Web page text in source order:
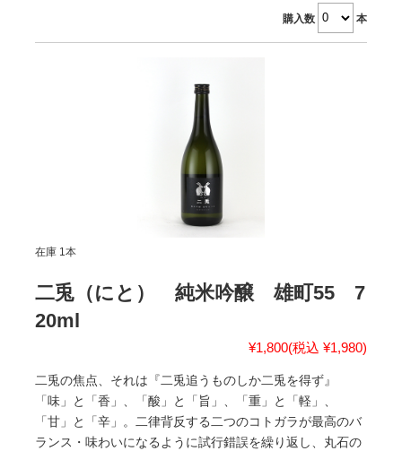
購入数 本
在庫 1本
二兎（にと） 純米吟醸 雄町55 7
20ml
¥1,800(税込 ¥1,980)
二兎の焦点、それは『二兎追うものしか二兎を得ず』
「味」と「香」、「酸」と「旨」、「重」と「軽」、
「甘」と「辛」。二律背反する二つのコトガラが最高のバ
ランス・味わいになるように試行錯誤を繰り返し、丸石の